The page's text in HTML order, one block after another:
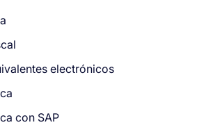
electrónicos
con SAP